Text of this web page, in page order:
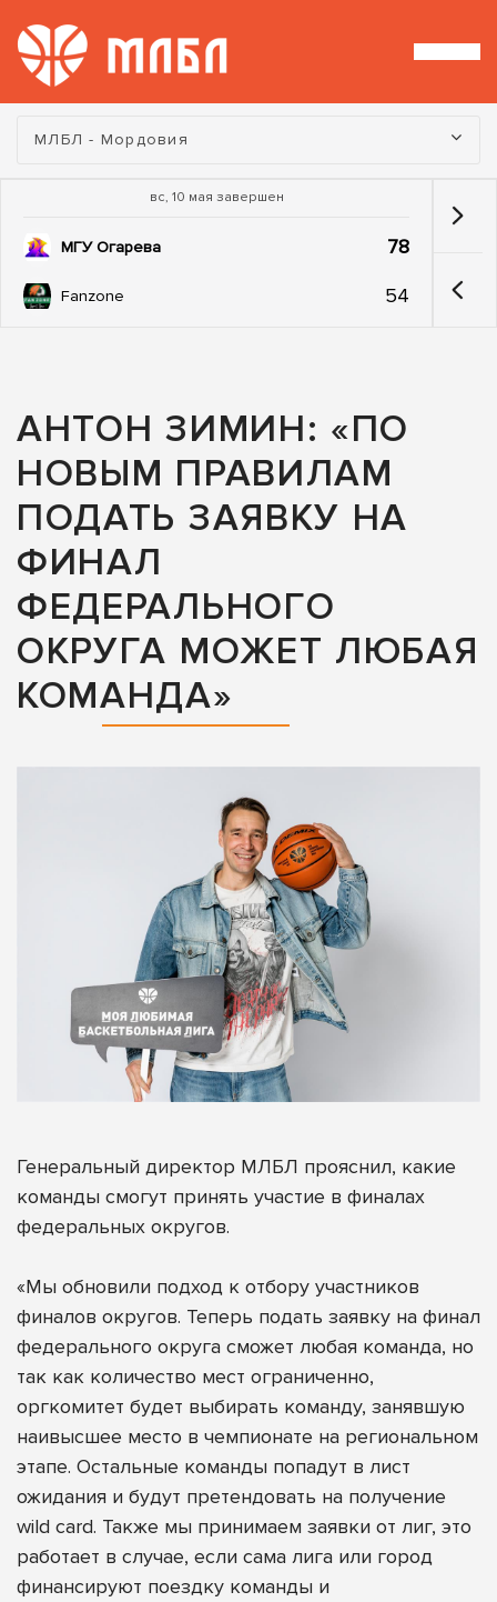
Турнир:
МЛБЛ - Мордовия
вс, 10 мая завершен
МГУ Огарева 78
Fanzone 54
АНТОН ЗИМИН: «ПО
НОВЫМ ПРАВИЛАМ
ПОДАТЬ ЗАЯВКУ НА
ФИНАЛ
ФЕДЕРАЛЬНОГО
ОКРУГА МОЖЕТ ЛЮБАЯ
КОМАНДА»
Генеральный директор МЛБЛ прояснил, какие
команды смогут принять участие в финалах
федеральных округов.
«Мы обновили подход к отбору участников
финалов округов. Теперь подать заявку на финал
федерального округа сможет любая команда, но
так как количество мест ограниченно,
оргкомитет будет выбирать команду, занявшую
наивысшее место в чемпионате на региональном
этапе. Остальные команды попадут в лист
ожидания и будут претендовать на получение
wild card. Также мы принимаем заявки от лиг, это
работает в случае, если сама лига или город
финансируют поездку команды и